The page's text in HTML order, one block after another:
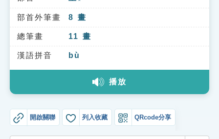
知識索引
單字索引
生命大百科索引
教學應用
貓頭鷹博士
部首外筆畫 8 畫
總筆畫 11 畫
漢語拼音 bù
播放
開啟關聯 列入收藏 QRcode分享